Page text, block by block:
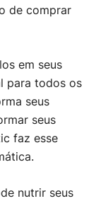
de comprar
em seus
para todos os
seus
seus
faz esse
nutrir seus